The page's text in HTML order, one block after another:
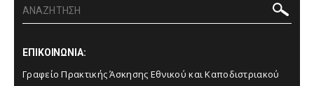
ΕΠΙΚΟΙΝΩΝΙΑ:
Γραφείο Πρακτικής Άσκησης Εθνικού και Καποδιστριακού